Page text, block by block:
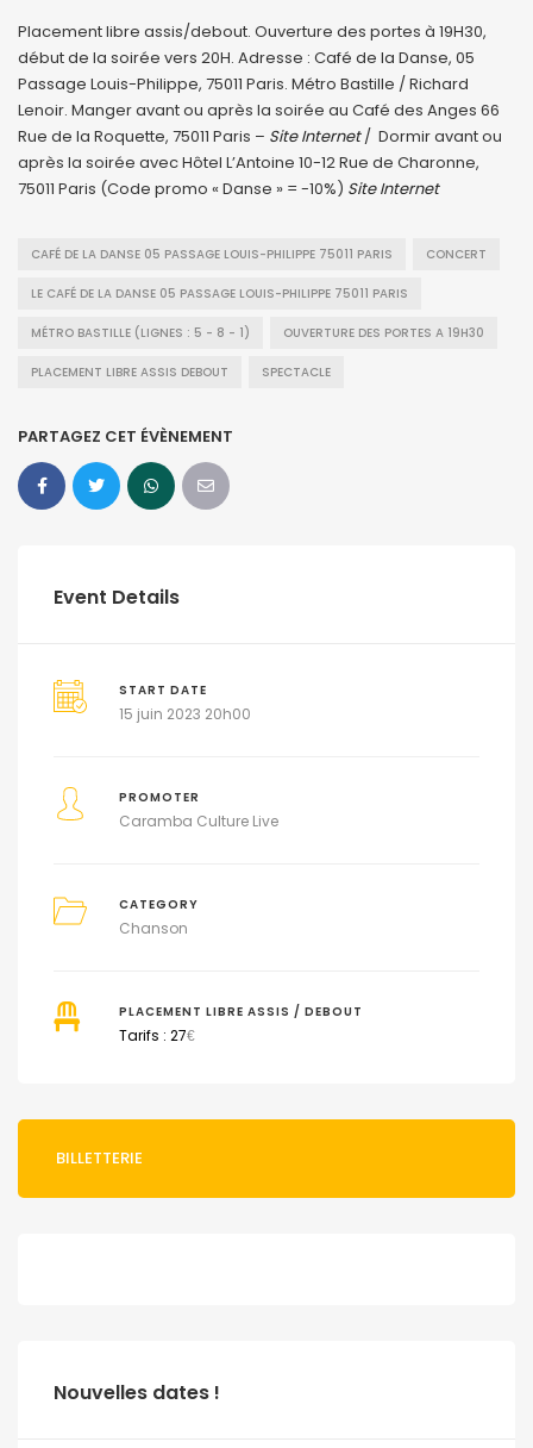
Placement libre assis/debout. Ouverture des portes à 19H30,
début de la soirée vers 20H. Adresse : Café de la Danse, 05
Passage Louis-Philippe, 75011 Paris. Métro Bastille / Richard
Lenoir. Manger avant ou après la soirée au Café des Anges 66
Rue de la Roquette, 75011 Paris – Site Internet/ Dormir avant ou
après la soirée avec Hôtel L’Antoine 10-12 Rue de Charonne,
75011 Paris (Code promo « Danse » = -10%) Site Internet
CAFÉ DE LA DANSE 05 PASSAGE LOUIS-PHILIPPE 75011 PARIS CONCERT
LE CAFÉ DE LA DANSE 05 PASSAGE LOUIS-PHILIPPE 75011 PARIS
MÉTRO BASTILLE (LIGNES : 5 - 8 - 1) OUVERTURE DES PORTES A 19H30
PLACEMENT LIBRE ASSIS DEBOUT SPECTACLE
PARTAGEZ CET ÉVÈNEMENT
Event Details
START DATE
15 juin 2023 20h00
PROMOTER
Caramba Culture Live
CATEGORY
Chanson
PLACEMENT LIBRE ASSIS / DEBOUT
Tarifs : 27€
BILLETTERIE
Nouvelles dates !